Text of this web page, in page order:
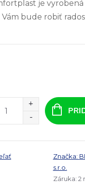
je vyrobená
bude robiť
Značka:
s.r.o.
Záruka: 2